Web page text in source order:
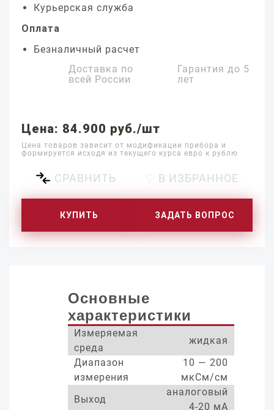
Курьерская служба
Оплата
Безналичный расчет
Доставка по
всей России
Гарантия до 5
лет
Цена: 84.900 руб./шт
Цена товаров зависит от модификации прибора и
формируется исходя из текущего курса евро к рублю
СРАВНИТЬ ♡ В ИЗБРАННОЕ
КУПИТЬ ЗАДАТЬ ВОПРОС
Основные
характеристики
Измеряемая
среда
жидкая
Диапазон
измерения
10 — 200
мкСм/см
Выход
аналоговый
4-20 мА